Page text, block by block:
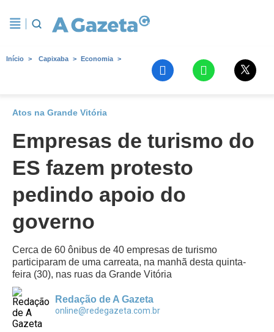
Início Capixaba Economia
Atos na Grande Vitória
Empresas de turismo do
ES fazem protesto
pedindo apoio do
governo
Cerca de 60 ônibus de 40 empresas de turismo
participaram de uma carreata, na manhã desta quinta-
feira (30), nas ruas da Grande Vitória
Redação de A Gazeta
online@redegazeta.com.br